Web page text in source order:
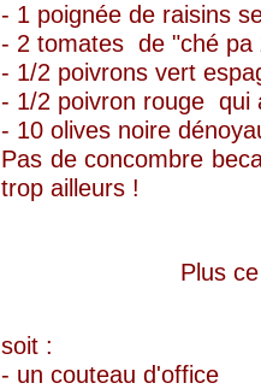
- 1 poignée de raisins
- 2 tomates de "ché pa
- 1/2 poivrons vert
- 1/2 poivron rouge qui
- 10 olives noire
Pas de concombre
trop ailleurs !
Plus
soit :
- un couteau d'office